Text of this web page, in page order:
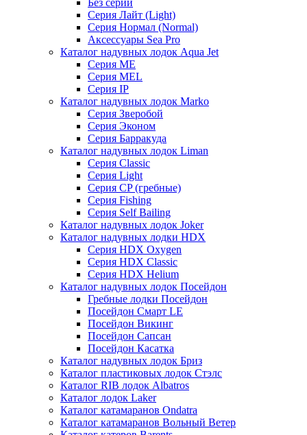
Без серии
Серия Лайт (Light)
Серия Нормал (Normal)
Аксессуары Sea Pro
Каталог надувных лодок Aqua Jet
Серия ME
Серия MEL
Серия IP
Каталог надувных лодок Marko
Серия Зверобой
Серия Эконом
Серия Барракуда
Каталог надувных лодок Liman
Серия Classic
Серия Light
Серия CP (гребные)
Серия Fishing
Серия Self Bailing
Каталог надувных лодок Joker
Каталог надувных лодки HDX
Серия HDX Oxygen
Серия HDX Classic
Серия HDX Helium
Каталог надувных лодок Посейдон
Гребные лодки Посейдон
Посейдон Смарт LE
Посейдон Викинг
Посейдон Сапсан
Посейдон Касатка
Каталог надувных лодок Бриз
Каталог пластиковых лодок Стэлс
Каталог RIB лодок Albatros
Каталог лодок Laker
Каталог катамаранов Ondatra
Каталог катамаранов Вольный Ветер